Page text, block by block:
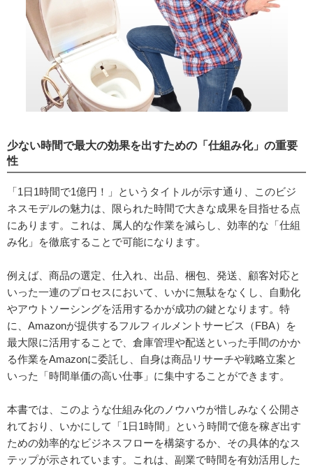
少ない時間で最大の効果を出すための「仕組み化」の重要
性
「1日1時間で1億円！」というタイトルが示す通り、このビジ
ネスモデルの魅力は、限られた時間で大きな成果を目指せる点
にあります。これは、属人的な作業を減らし、効率的な「仕組
み化」を徹底することで可能になります。
例えば、商品の選定、仕入れ、出品、梱包、発送、顧客対応と
いった一連のプロセスにおいて、いかに無駄をなくし、自動化
やアウトソーシングを活用するかが成功の鍵となります。特
に、Amazonが提供するフルフィルメントサービス（FBA）を
最大限に活用することで、倉庫管理や配送といった手間のかか
る作業をAmazonに委託し、自身は商品リサーチや戦略立案と
いった「時間単価の高い仕事」に集中することができます。
本書では、このような仕組み化のノウハウが惜しみなく公開さ
れており、いかにして「1日1時間」という時間で億を稼ぎ出す
ための効率的なビジネスフローを構築するか、その具体的なス
テップが示されています。これは、副業で時間を有効活用した